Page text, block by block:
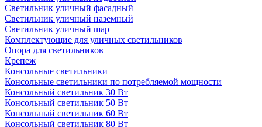
Светильник уличный фасадный
Светильник уличный наземный
Cветильник уличный шар
Комплектующие для уличных светильников
Опора для светильников
Крепеж
Консольные светильники
Консольные светильники по потребляемой мощности
Консольный светильник 30 Вт
Консольный светильник 50 Вт
Консольный светильник 60 Вт
Консольный светильник 80 Вт